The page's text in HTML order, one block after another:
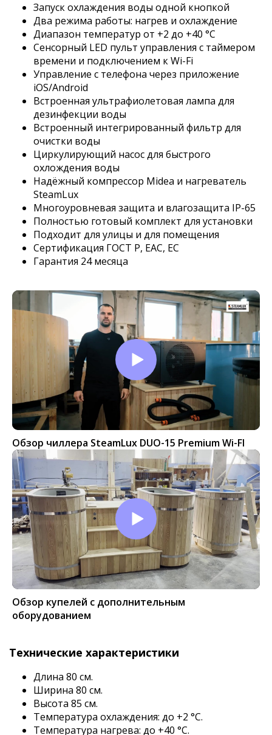
Запуск охлаждения воды одной кнопкой
Два режима работы: нагрев и охлаждение
Диапазон температур от +2 до +40 °C
Сенсорный LED пульт управления с таймером
времени и подключением к Wi-Fi
Управление с телефона через приложение
iOS/Android
Встроенная ультрафиолетовая лампа для
дезинфекции воды
Встроенный интегрированный фильтр для
очистки воды
Циркулирующий насос для быстрого
охлождения воды
Надёжный компрессор Midea и нагреватель
SteamLux
Многоуровневая защита и влагозащита IP-65
Полностью готовый комплект для установки
Подходит для улицы и для помещения
Сертификация ГОСТ Р, EAC, EC
Гарантия 24 месяца
Обзор чиллера SteamLux DUO-15 Premium Wi-FI
Обзор купелей с дополнительным
оборудованием
Технические характеристики
Длина 80 см.
Ширина 80 см.
Высота 85 см.
Температура охлаждения: до +2 °C.
Температура нагрева: до +40 °C.